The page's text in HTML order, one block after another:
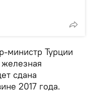
министр Турции
сдана
2017 года.